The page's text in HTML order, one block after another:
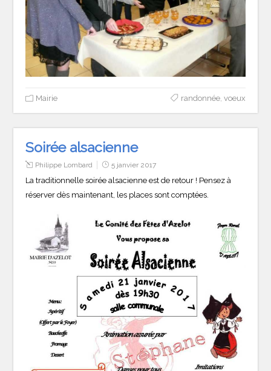
Mairie randonnée, voeux
Soirée alsacienne
Philippe Lombard 5 janvier 2017
La traditionnelle soirée alsacienne est de retour ! Pensez à
réserver dès maintenant, les places sont comptées.